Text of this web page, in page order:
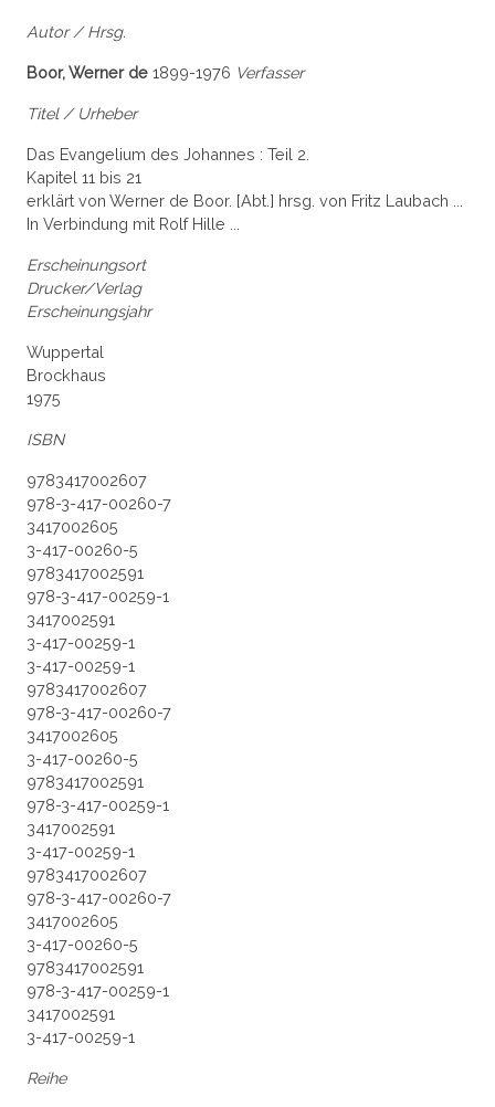
Autor / Hrsg.
Boor, Werner de 1899-1976 Verfasser
Titel / Urheber
Das Evangelium des Johannes : Teil 2.
Kapitel 11 bis 21
erklärt von Werner de Boor. [Abt.] hrsg. von Fritz Laubach ...
In Verbindung mit Rolf Hille ...
Erscheinungsort
Drucker/Verlag
Erscheinungsjahr
Wuppertal
Brockhaus
1975
ISBN
9783417002607
978-3-417-00260-7
3417002605
3-417-00260-5
9783417002591
978-3-417-00259-1
3417002591
3-417-00259-1
3-417-00259-1
9783417002607
978-3-417-00260-7
3417002605
3-417-00260-5
9783417002591
978-3-417-00259-1
3417002591
3-417-00259-1
9783417002607
978-3-417-00260-7
3417002605
3-417-00260-5
9783417002591
978-3-417-00259-1
3417002591
3-417-00259-1
Reihe